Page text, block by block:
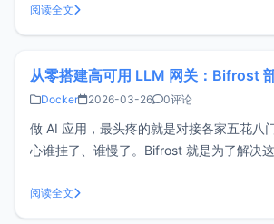
Bifrost 的路由规则至关重要。借助其强大且
以轻松实现模型的负载均衡与故障转移。
阅读全文
从零搭建高可用 LLM 网关：Bifrost
Docker 2026-03-26 0评论
做 AI 应用，最头疼的就是对接各家五花八
心谁挂了、谁慢了。Bifrost 就是为了解决
Gemini 等所有模型统一成一个标准接口给
快，还自带自动故障转移和负载均衡。
阅读全文